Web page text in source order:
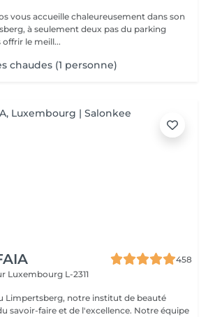
vous accueille chaleureusement dans son
à seulement deux pas du parking
offrir le meill...
chaudes (1 personne)
458
Luxembourg L-2311
Limpertsberg, notre institut de beauté
faire et de l'excellence. Notre équipe